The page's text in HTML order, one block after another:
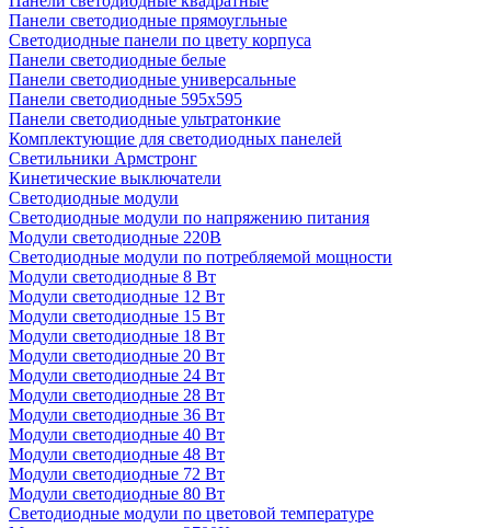
Панели светодиодные прямоугльные
Светодиодные панели по цвету корпуса
Панели светодиодные белые
Панели светодиодные универсальные
Панели светодиодные 595х595
Панели светодиодные ультратонкие
Комплектующие для светодиодных панелей
Светильники Армстронг
Кинетические выключатели
Светодиодные модули
Светодиодные модули по напряжению питания
Модули светодиодные 220В
Светодиодные модули по потребляемой мощности
Модули светодиодные 8 Вт
Модули светодиодные 12 Вт
Модули светодиодные 15 Вт
Модули светодиодные 18 Вт
Модули светодиодные 20 Вт
Модули светодиодные 24 Вт
Модули светодиодные 28 Вт
Модули светодиодные 36 Вт
Модули светодиодные 40 Вт
Модули светодиодные 48 Вт
Модули светодиодные 72 Вт
Модули светодиодные 80 Вт
Светодиодные модули по цветовой температуре